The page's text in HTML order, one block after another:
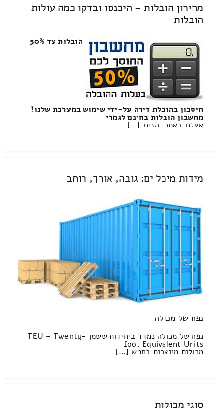
מחירון הובלות – היכנסו ובדקו כמה עולות
הובלות
הובלות עד 50%
חיסכון בהובלת דירה על-ידי שימוש במערכת שלנו!
מחשבון הובלות בחינם לגמרי
אצלנו באתר. הזינו […]
מידות מיכל ים: גובה, אורך, רוחב
נפח של מכולה
נפח של מכולה נמדד ביחידות ששמן TEU – Twenty-
foot Equivalent Units
מכולות מיוצרות בחמש […]
סוגי מכולות